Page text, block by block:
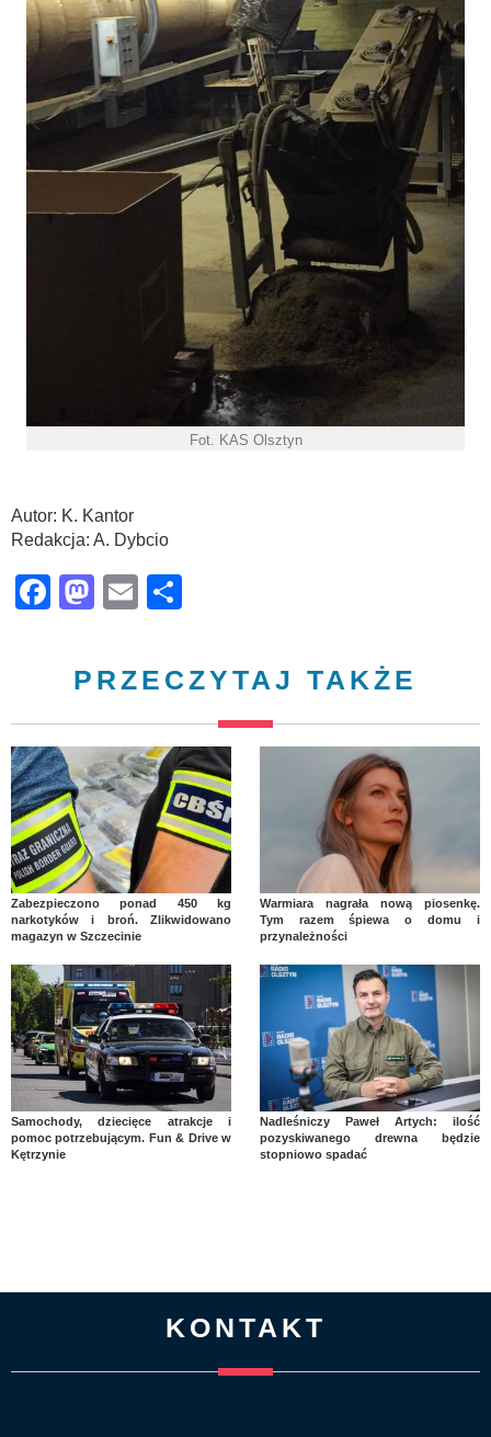
Fot. KAS Olsztyn
Autor: K. Kantor
Redakcja: A. Dybcio
Facebook
Mastodon
Email
PRZECZYTAJ TAKŻE
Zabezpieczono ponad 450 kg
narkotyków i broń. Zlikwidowano
magazyn w Szczecinie
Warmiara nagrała nową piosenkę.
Tym razem śpiewa o domu i
przynależności
Samochody, dziecięce atrakcje i
pomoc potrzebującym. Fun & Drive w
Kętrzynie
Nadleśniczy Paweł Artych: ilość
pozyskiwanego drewna będzie
stopniowo spadać
KONTAKT